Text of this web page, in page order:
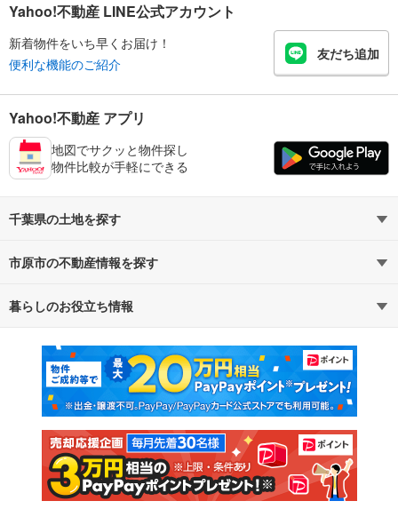
Yahoo!不動産 LINE公式アカウント
新着物件をいち早くお届け！
便利な機能のご紹介
友だち追加
Yahoo!不動産 アプリ
地図でサクッと物件探し
物件比較が手軽にできる
千葉県の土地を探す
路線・駅から探す
通勤・通学時間から探す
市原市の不動産情報を探す
不動産・住宅
新築マンション 中古マンション
新築一戸建て 中古一戸建て
注文住宅 土地
売却査定
暮らしのお役立ち情報
マンションカタログ 教えて！住まいの先生